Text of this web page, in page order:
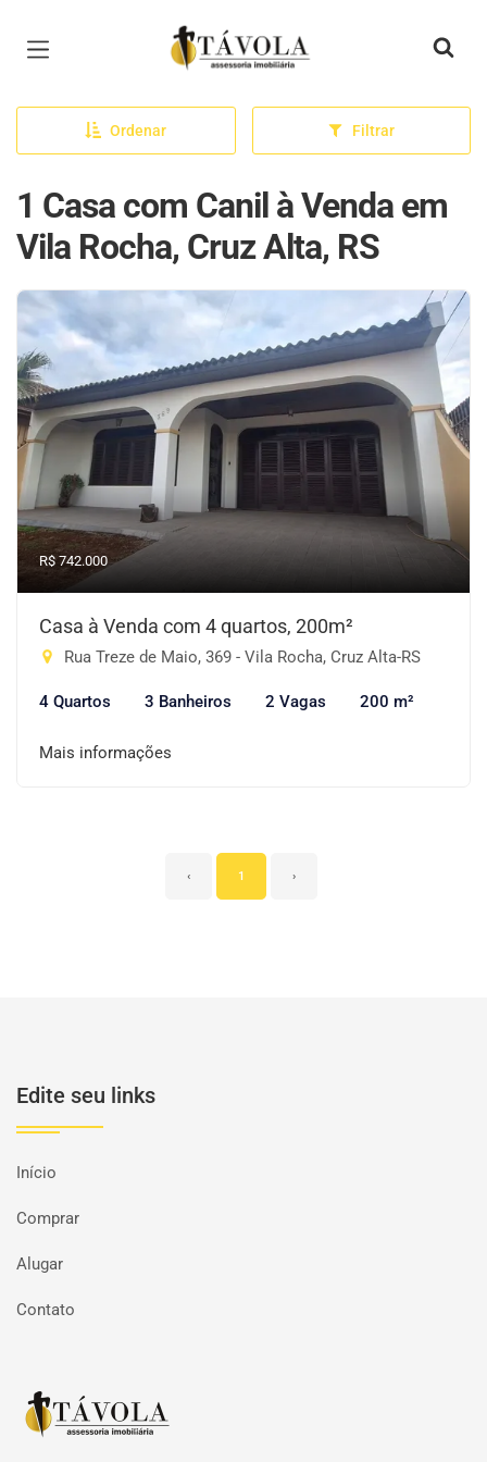
Página inicial
Ordenar Filtrar
1 Casa com Canil à Venda em
Vila Rocha, Cruz Alta, RS
R$ 742.000
Casa à Venda com 4 quartos, 200m²
Rua Treze de Maio, 369 - Vila Rocha, Cruz Alta-RS
4 Quartos 3 Banheiros 2 Vagas 200 m²
Mais informações
‹ 1 ›
Edite seu links
Início
Comprar
Alugar
Contato
Página inicial